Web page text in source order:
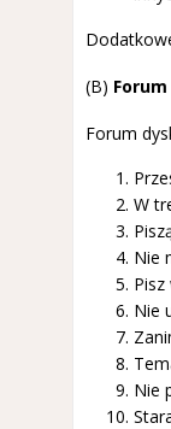
(B)
Forum
W
Nie
Nie
Nie